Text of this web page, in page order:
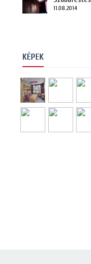
11.08.2014
KÉPEK